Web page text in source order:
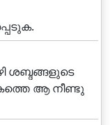
ആ നീണ്ടു